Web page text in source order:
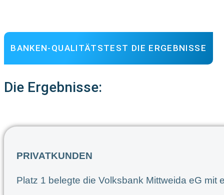
BANKEN-QUALITÄTSTEST DIE ERGEBNISSE
Die Ergebnisse:
PRIVATKUNDEN
Platz 1 belegte die Volksbank Mittweida eG mit